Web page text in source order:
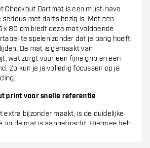
Checkout Dartmat is een must-have
met darts bezig is. Met een
x 80 cm biedt deze mat voldoende
te spelen zonder dat je bang hoeft
De mat is gemaakt van
wat zorgt voor een fijne grip en een
Zo kun je je volledig focussen op je
print voor snelle referentie
extra bijzonder maakt, is de duidelijke
op de mat is aangebracht. Hiermee heb
finishes overzichtelijk bij de hand,
kunt zien welke combinaties je